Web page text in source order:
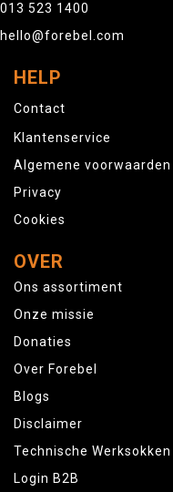
013 523 1400
hello@forebel.com
HELP
Contact
Klantenservice
Algemene voorwaarden
Privacy
Cookies
OVER
Ons assortiment
Onze missie
Donaties
Over Forebel
Blogs
Disclaimer
Technische Werksokken
Login B2B